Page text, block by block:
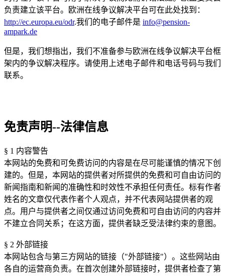
负责建立该平台。欧洲在线争议解决平台可在此处找到：
http://ec.europa.eu/odr.我们的电子邮件是 info@pension-
ampark.de
但是，我们想指出，我们不准备参与欧洲在线争议解决平台框
架内的争议解决程序。请使用上述电子邮件和电话号码与我们
联系。
免责声明--法律信息
§ 1 内容警告
本网站的免费和可免费访问的内容是在尽可能谨慎的情况下创
建的。但是，本网站的提供者对所提供的免费和可自由访问的
新闻指南和新闻的准确性和时效性不承担任何责任。标有作者
姓名的文章仅代表作者个人观点，并不代表网站提供者的观
点。用户与提供者之间仅通过访问免费和可自由访问的内容并
不建立合同关系；在这方面，提供者缺乏受法律约束的意图。
§ 2 外部链接
本网站包含与第三方网站的链接（"外部链接"）。这些网站由
各自的运营商负责。在首次创建外部链接时，提供者检查了第